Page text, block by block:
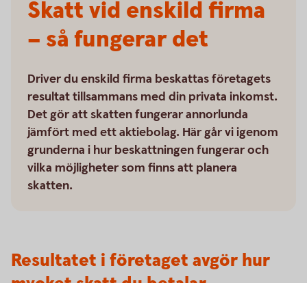
Skatt vid enskild firma
– så fungerar det
Driver du enskild firma beskattas företagets
resultat tillsammans med din privata inkomst.
Det gör att skatten fungerar annorlunda
jämfört med ett aktiebolag. Här går vi igenom
grunderna i hur beskattningen fungerar och
vilka möjligheter som finns att planera
skatten.
Resultatet i företaget avgör hur